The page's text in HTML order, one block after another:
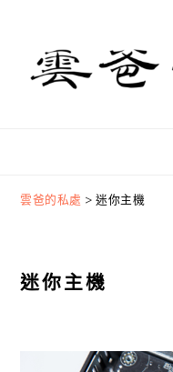
primary
navigation
content
primary
sidebar
雲爸的私處 >迷你主機
迷你主機